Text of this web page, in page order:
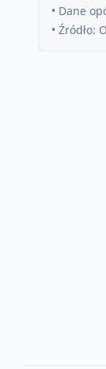
• Dane
• Źródło: